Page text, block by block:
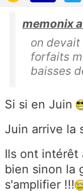
memonix
on devait
forfaits
baisses
Si si en Juin
Juin arrive la
Ils ont intérêt
bien sinon la
s'amplifier !!!